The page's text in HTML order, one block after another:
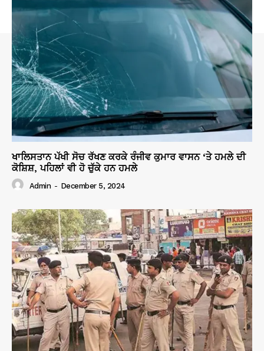
ਖਾਲਿਸਤਾਨ ਪੱਖੀ ਸੋਚ ਰੱਖਣ ਕਰਕੇ ਰੰਜੀਵ ਕੁਮਾਰ ਵਾਸਨ ‘ਤੇ ਹਮਲੇ ਦੀ
ਕੋਸ਼ਿਸ਼, ਪਹਿਲਾਂ ਵੀ ਹੋ ਚੁੱਕੇ ਹਨ ਹਮਲੇ
Admin - December 5, 2024